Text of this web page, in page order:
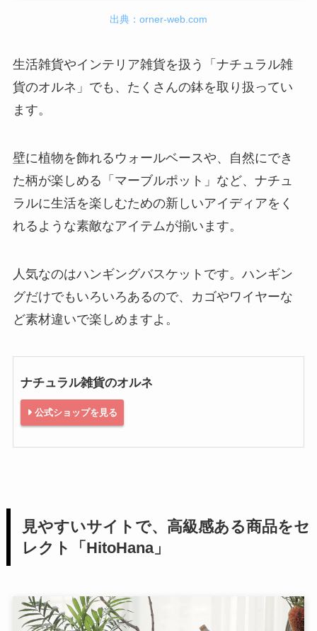
出典：orner-web.com
生活雑貨やインテリア雑貨を扱う「ナチュラル雑
貨のオルネ」でも、たくさんの鉢を取り扱ってい
ます。
壁に植物を飾れるウォールベースや、自然にでき
た柄が楽しめる「マーブルポット」など、ナチュ
ラルに生活を楽しむための新しいアイディアをく
れるような素敵なアイテムが揃います。
人気なのはハンギングバスケットです。ハンギン
グだけでもいろいろあるので、カゴやワイヤーな
ど素材違いで楽しめますよ。
ナチュラル雑貨のオルネ
公式ショップを見る
見やすいサイトで、高級感ある商品をセ
レクト「HitoHana」